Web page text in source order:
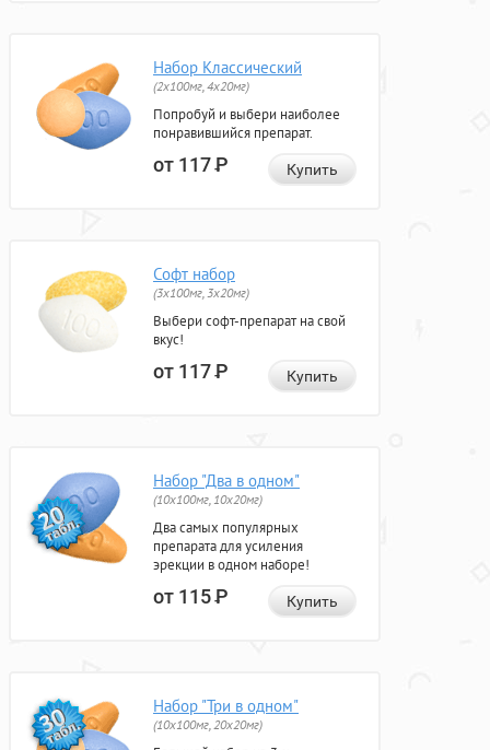
Набор Классический
(2x100мг, 4x20мг)
Попробуй и выбери наиболее
понравившийся препарат.
от 117Р Купить
Софт набор
(3x100мг, 3x20мг)
Выбери софт-препарат на свой
вкус!
от 117Р Купить
Набор "Два в одном"
(10x100мг, 10x20мг)
Два самых популярных
препарата для усиления
эрекции в одном наборе!
от 115Р Купить
Набор "Три в одном"
(10x100мг, 20x20мг)